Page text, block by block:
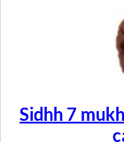
Sidhh 7